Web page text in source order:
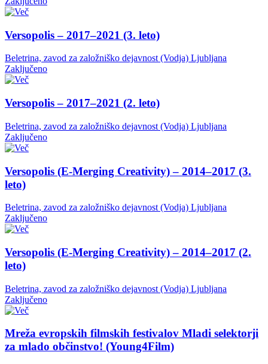
Versopolis – 2017–2021 (3. leto)
Beletrina, zavod za založniško dejavnost (Vodja) Ljubljana
Zaključeno
Versopolis – 2017–2021 (2. leto)
Beletrina, zavod za založniško dejavnost (Vodja) Ljubljana
Zaključeno
Versopolis (E-Merging Creativity) – 2014–2017 (3.
leto)
Beletrina, zavod za založniško dejavnost (Vodja) Ljubljana
Zaključeno
Versopolis (E-Merging Creativity) – 2014–2017 (2.
leto)
Beletrina, zavod za založniško dejavnost (Vodja) Ljubljana
Zaključeno
Mreža evropskih filmskih festivalov Mladi selektorji
za mlado občinstvo! (Young4Film)